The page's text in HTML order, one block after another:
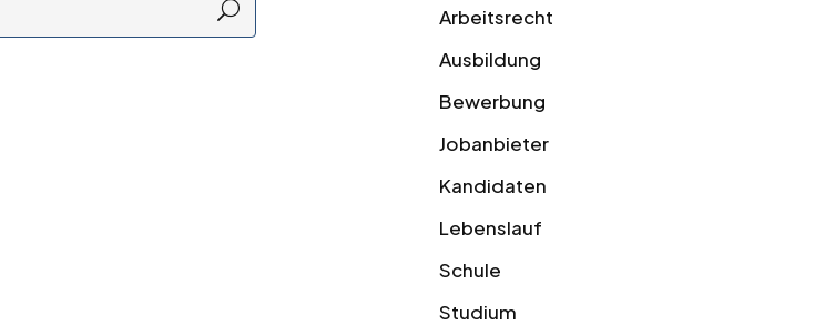
Arbeitsrecht
Ausbildung
Bewerbung
Jobanbieter
Kandidaten
Lebenslauf
Schule
Studium